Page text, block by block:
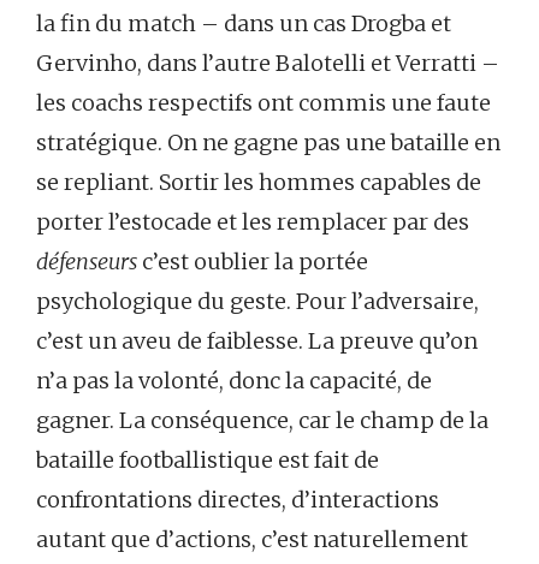
la fin du match – dans un cas Drogba et
Gervinho, dans l’autre Balotelli et Verratti –
les coachs respectifs ont commis une faute
stratégique. On ne gagne pas une bataille en
se repliant. Sortir les hommes capables de
porter l’estocade et les remplacer par des
défenseurs c’est oublier la portée
psychologique du geste. Pour l’adversaire,
c’est un aveu de faiblesse. La preuve qu’on
n’a pas la volonté, donc la capacité, de
gagner. La conséquence, car le champ de la
bataille footballistique est fait de
confrontations directes, d’interactions
autant que d’actions, c’est naturellement